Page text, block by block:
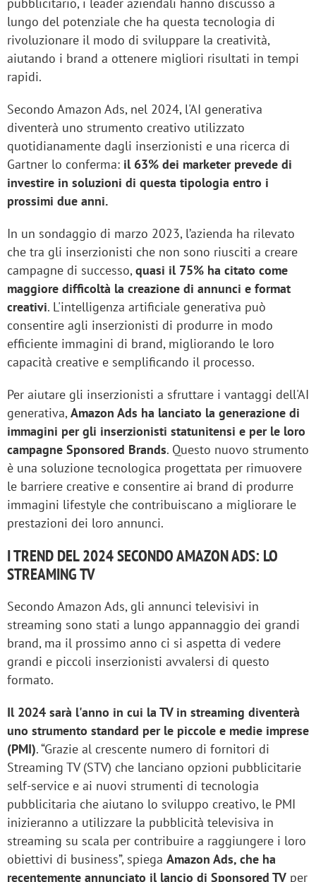
pubblicitario, i leader aziendali hanno discusso a
lungo del potenziale che ha questa tecnologia di
rivoluzionare il modo di sviluppare la creatività,
aiutando i brand a ottenere migliori risultati in tempi
rapidi.
Secondo Amazon Ads, nel 2024, l'AI generativa
diventerà uno strumento creativo utilizzato
quotidianamente dagli inserzionisti e una ricerca di
Gartner lo conferma: il 63% dei marketer prevede di
investire in soluzioni di questa tipologia entro i
prossimi due anni.
In un sondaggio di marzo 2023, l’azienda ha rilevato
che tra gli inserzionisti che non sono riusciti a creare
campagne di successo,quasi il 75% ha citato come
maggiore difficoltà la creazione di annunci e format
creativi. L'intelligenza artificiale generativa può
consentire agli inserzionisti di produrre in modo
efficiente immagini di brand, migliorando le loro
capacità creative e semplificando il processo.
Per aiutare gli inserzionisti a sfruttare i vantaggi dell'AI
generativa,Amazon Ads ha lanciato la generazione di
immagini per gli inserzionisti statunitensi e per le loro
campagne Sponsored Brands. Questo nuovo strumento
è una soluzione tecnologica progettata per rimuovere
le barriere creative e consentire ai brand di produrre
immagini lifestyle che contribuiscano a migliorare le
prestazioni dei loro annunci.
I TREND DEL 2024 SECONDO AMAZON ADS: LO
STREAMING TV
Secondo Amazon Ads, gli annunci televisivi in
streaming sono stati a lungo appannaggio dei grandi
brand, ma il prossimo anno ci si aspetta di vedere
grandi e piccoli inserzionisti avvalersi di questo
formato.
Il 2024 sarà l'anno in cui la TV in streaming diventerà
uno strumento standard per le piccole e medie imprese
(PMI). “Grazie al crescente numero di fornitori di
Streaming TV (STV) che lanciano opzioni pubblicitarie
self-service e ai nuovi strumenti di tecnologia
pubblicitaria che aiutano lo sviluppo creativo, le PMI
inizieranno a utilizzare la pubblicità televisiva in
streaming su scala per contribuire a raggiungere i loro
obiettivi di business”, spiega Amazon Ads, che ha
recentemente annunciato il lancio di Sponsored TV per